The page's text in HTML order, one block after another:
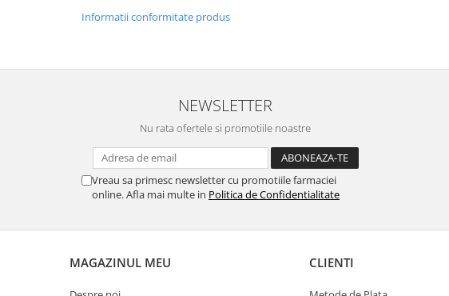
Informatii conformitate produs
NEWSLETTER
Nu rata ofertele si promotiile noastre
Vreau sa primesc newsletter cu promotiile farmaciei
online. Afla mai multe in Politica de Confidentialitate
MAGAZINUL MEU CLIENTI